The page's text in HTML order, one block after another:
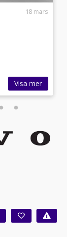
18 mars
Visa mer